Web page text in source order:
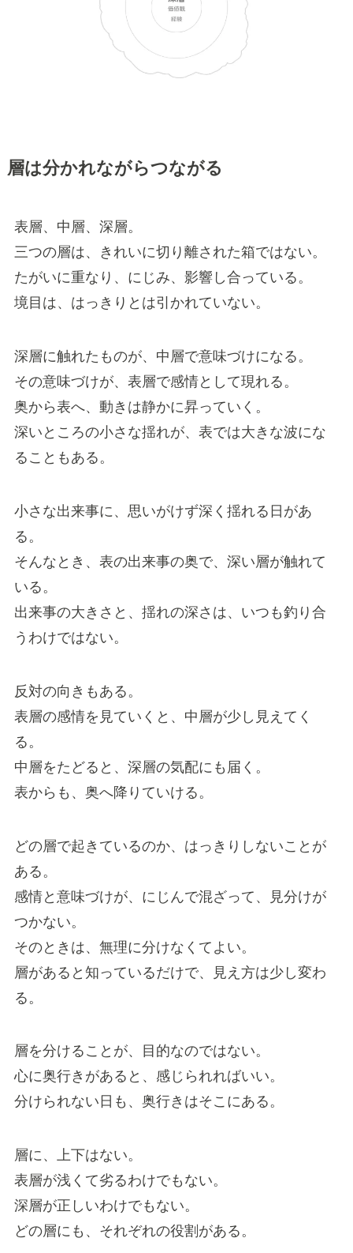
層は分かれながらつながる
表層、中層、深層。
三つの層は、きれいに切り離された箱ではない。
たがいに重なり、にじみ、影響し合っている。
境目は、はっきりとは引かれていない。
深層に触れたものが、中層で意味づけになる。
その意味づけが、表層で感情として現れる。
奥から表へ、動きは静かに昇っていく。
深いところの小さな揺れが、表では大きな波にな
ることもある。
小さな出来事に、思いがけず深く揺れる日があ
る。
そんなとき、表の出来事の奥で、深い層が触れて
いる。
出来事の大きさと、揺れの深さは、いつも釣り合
うわけではない。
反対の向きもある。
表層の感情を見ていくと、中層が少し見えてく
る。
中層をたどると、深層の気配にも届く。
表からも、奥へ降りていける。
どの層で起きているのか、はっきりしないことが
ある。
感情と意味づけが、にじんで混ざって、見分けが
つかない。
そのときは、無理に分けなくてよい。
層があると知っているだけで、見え方は少し変わ
る。
層を分けることが、目的なのではない。
心に奥行きがあると、感じられればいい。
分けられない日も、奥行きはそこにある。
層に、上下はない。
表層が浅くて劣るわけでもない。
深層が正しいわけでもない。
どの層にも、それぞれの役割がある。